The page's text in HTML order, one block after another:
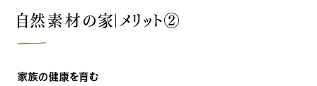
自然素材の家｜メリット②
家族の健康を育む